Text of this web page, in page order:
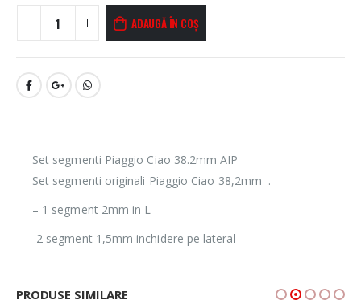
ADAUGĂ ÎN COȘ
Set segmenti Piaggio Ciao 38.2mm AIP
Set segmenti originali Piaggio Ciao 38,2mm .
– 1 segment 2mm in L
-2 segment 1,5mm inchidere pe lateral
PRODUSE SIMILARE